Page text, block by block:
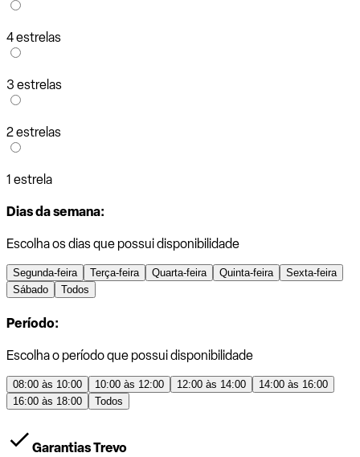
4 estrelas
3 estrelas
2 estrelas
1 estrela
Dias da semana:
Escolha os dias que possui disponibilidade
Segunda-feira Terça-feira Quarta-feira Quinta-feira
Sexta-feira
Sábado
Todos
Período:
Escolha o período que possui disponibilidade
08:00 às 10:00 10:00 às 12:00 12:00 às 14:00
14:00 às 16:00
16:00 às 18:00
Todos
Garantias Trevo